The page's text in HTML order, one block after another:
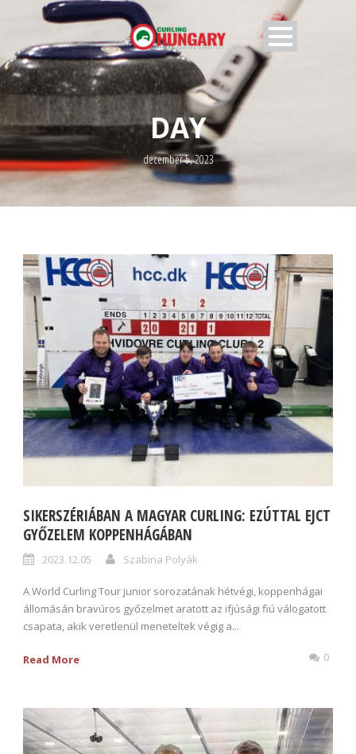
DAY
december 5, 2023
SIKERSZÉRIÁBAN A MAGYAR CURLING: EZÚTTAL EJCT
GYŐZELEM KOPPENHÁGÁBAN
2023.12.05 Szabina Polyák
A World Curling Tour junior sorozatának hétvégi, koppenhágai
állomásán bravúros győzelmet aratott az ifjúsági fiú válogatott
csapata, akik veretlenül meneteltek végig a...
Read More 0